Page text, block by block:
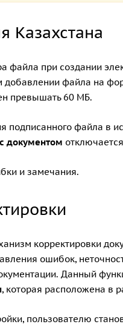
Казахстана
файла при создании
добавлении файла на
превышать 60 МБ.
подписанного файла в
документом
и замечания.
корректировки
ошибок,
Данный
, которая расположена в
пользователю